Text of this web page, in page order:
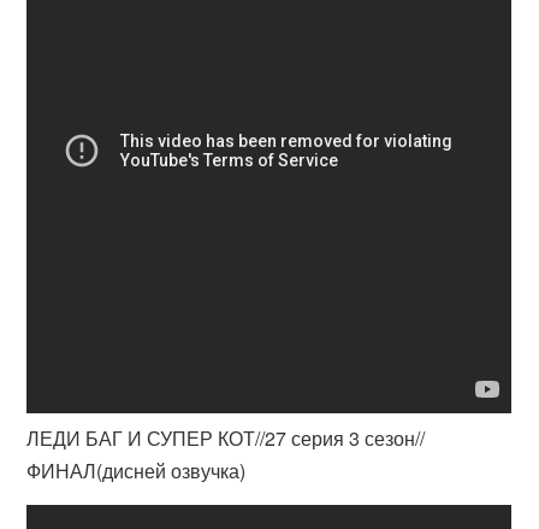
ЛЕДИ БАГ И СУПЕР КОТ//27 серия 3 сезон//
ФИНАЛ(дисней озвучка)